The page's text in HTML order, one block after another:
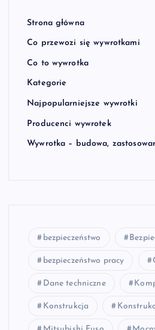
Strona główna
Co przewozi się wywrotkami
Co to wywrotka
Kategorie
Najpopularniejsze wywrotki
Producenci wywrotek
Wywrotka – budowa,
bezpieczeństwo
bezpieczeństwo pracy
Dane techniczne
Konstrukcja